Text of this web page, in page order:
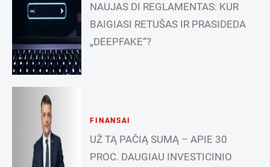
NAUJAS DI REGLAMENTAS: KUR
BAIGIASI RETUŠAS IR PRASIDEDA
„DEEPFAKE“?
FINANSAI
UŽ TĄ PAČIĄ SUMĄ – APIE 30
PROC. DAUGIAU INVESTICINIO